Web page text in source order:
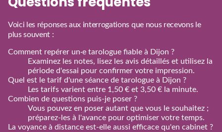
Voici les réponses aux interrogations que nous recevons le
plus souvent :
Comment repérer un·e tarologue fiable à Dijon ?
Examinez les notes, lisez les avis détaillés et utilisez la
période d'essai pour confirmer votre impression.
Quel est le tarif d'une séance de tarologue à Dijon ?
Les tarifs varient entre 1,50 € et 3,50 € la minute.
Combien de questions puis‑je poser ?
Vous pouvez en poser autant que vous le souhaitez ;
préparez‑les à l'avance pour optimiser votre temps.
La voyance à distance est‑elle aussi efficace qu'en cabinet ?